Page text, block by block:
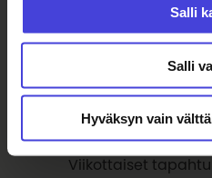
Salli
Salli
Hyväksyn vain
2026. Tervetuloa
viikonlopun
Viikottaiset